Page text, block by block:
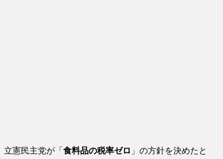
立憲民主党が「食料品の税率ゼロ 」の方針を決めたと